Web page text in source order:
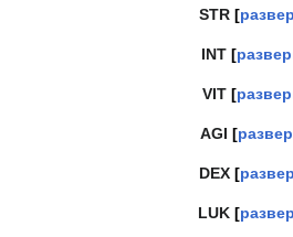
STR
INT
VIT
AGI
DEX
LUK